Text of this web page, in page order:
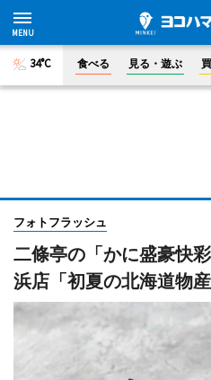
34°C 食べる 見る・遊ぶ
フォトフラッシュ
二條亭の「かに盛豪快
浜店「初夏の北海道物産